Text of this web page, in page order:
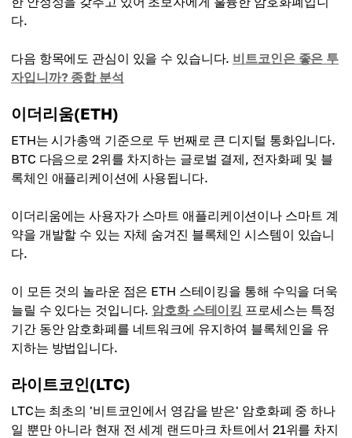
다.
다음 항목에도 관심이 있을 수 있습니다. 비트코인은 좋은 투
자입니까? 종합 분석
이더리움(ETH)
ETH는 시가총액 기준으로 두 번째로 큰 디지털 통화입니다.
BTC 다음으로 2위를 차지하는 글로벌 결제, 전자화폐 및 블
록체인 애플리케이션에 사용됩니다.
이더리움에는 사용자가 스마트 애플리케이션이나 스마트 계
약을 개발할 수 있는 자체 숨겨진 블록체인 시스템이 있습니
다.
이 모든 것의 놀라운 점은 ETH 스테이킹을 통해 수익을 더욱
늘릴 수 있다는 것입니다. 암호화 스테이킹 프로세스는 특정
기간 동안 암호화폐를 네트워크에 유지하여 블록체인을 유
지하는 방법입니다.
라이트코인(LTC)
LTC는 최초의 '비트코인에서 영감을 받은' 암호화폐 중 하나
일 뿐만 아니라 현재 전 세계 랜드마크 차트에서 21위를 차지